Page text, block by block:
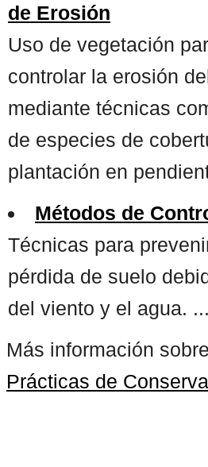
de Erosión
Uso de vegetación
controlar la erosión
mediante técnicas
de especies de
plantación en
Métodos de
Técnicas para
pérdida de suelo
del viento y el agua. ...
Más información sobre
Prácticas de